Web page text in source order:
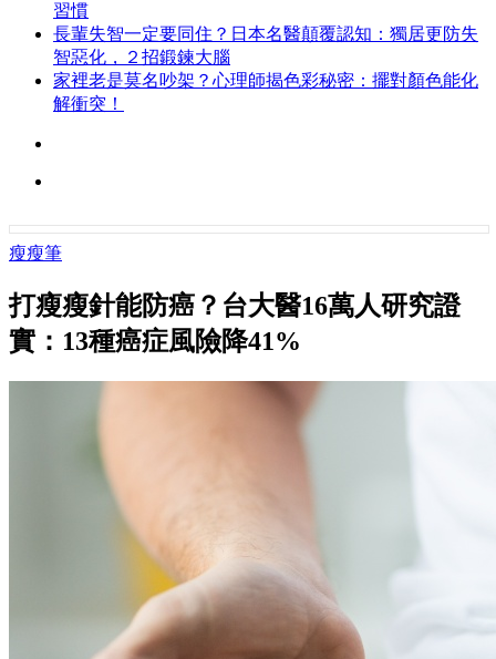
習慣
長輩失智一定要同住？日本名醫顛覆認知：獨居更防失
智惡化，２招鍛鍊大腦
家裡老是莫名吵架？心理師揭色彩秘密：擺對顏色能化
解衝突！
瘦瘦筆
打瘦瘦針能防癌？台大醫16萬人研究證
實：13種癌症風險降41%